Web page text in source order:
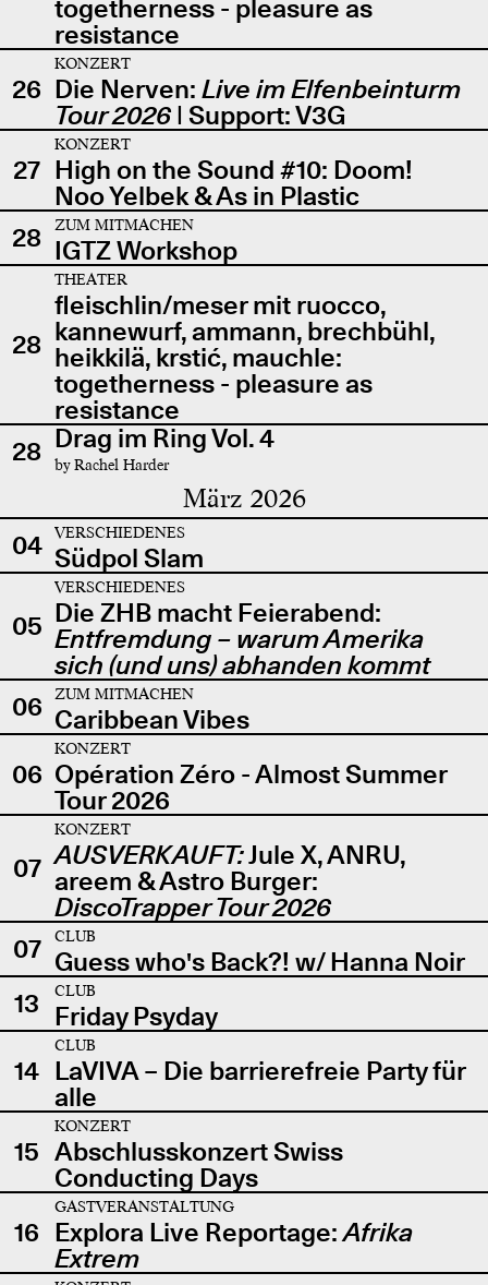
togetherness - pleasure as
resistance
26
KONZERT
Die Nerven: Live im Elfenbeinturm
Tour 2026| Support: V3G
27
KONZERT
High on the Sound #10: Doom!
Noo Yelbek & As in Plastic
28
ZUM MITMACHEN
IGTZ Workshop
28
THEATER
fleischlin/meser mit ruocco,
kannewurf, ammann, brechbühl,
heikkilä, krstić, mauchle:
togetherness - pleasure as
resistance
28 Drag im Ring Vol. 4
by Rachel Harder
März 2026
04 VERSCHIEDENES
Südpol Slam
05
VERSCHIEDENES
Die ZHB macht Feierabend:
Entfremdung – warum Amerika
sich (und uns) abhanden kommt
06
ZUM MITMACHEN
Caribbean Vibes
06
KONZERT
Opération Zéro - Almost Summer
Tour 2026
07
KONZERT
AUSVERKAUFT:Jule X, ANRU,
areem & Astro Burger:
DiscoTrapper Tour 2026
07
CLUB
Guess who's Back?! w/ Hanna Noir
13
CLUB
Friday Psyday
14
CLUB
LaVIVA – Die barrierefreie Party für
alle
15
KONZERT
Abschlusskonzert Swiss
Conducting Days
16
GASTVERANSTALTUNG
Explora Live Reportage:Afrika
Extrem